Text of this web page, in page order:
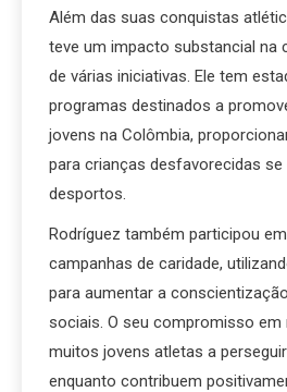
Além das suas conquistas
teve um impacto substancial na
de várias iniciativas. Ele tem
programas destinados a
jovens na Colômbia,
para crianças desfavorecidas se
desportos.
Rodríguez também participou
campanhas de caridade,
para aumentar a
sociais. O seu compromisso em
muitos jovens atletas a
enquanto contribuem